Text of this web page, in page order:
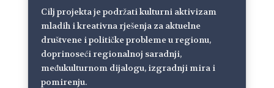
Cilj projekta je podržati kulturni aktivizam
mladih i kreativna rješenja za aktuelne
društvene i političke probleme u regionu,
doprinoseći regionalnoj saradnji,
međukulturnom dijalogu, izgradnji mira i
pomirenju.